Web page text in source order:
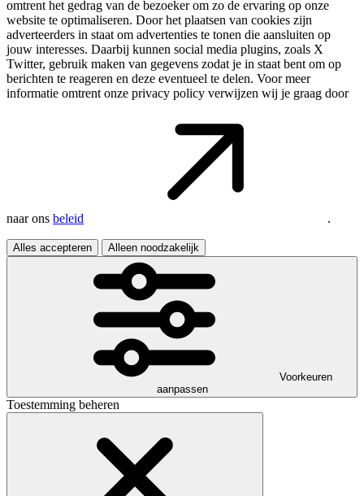
omtrent het gedrag van de bezoeker om zo de ervaring op onze
website te optimaliseren. Door het plaatsen van cookies zijn
adverteerders in staat om advertenties te tonen die aansluiten op
jouw interesses. Daarbij kunnen social media plugins, zoals X
Twitter, gebruik maken van gegevens zodat je in staat bent om op
berichten te reageren en deze eventueel te delen. Voor meer
informatie omtrent onze privacy policy verwijzen wij je graag door
naar ons beleid .
Alles accepteren Alleen noodzakelijk
Voorkeuren
aanpassen
Toestemming beheren